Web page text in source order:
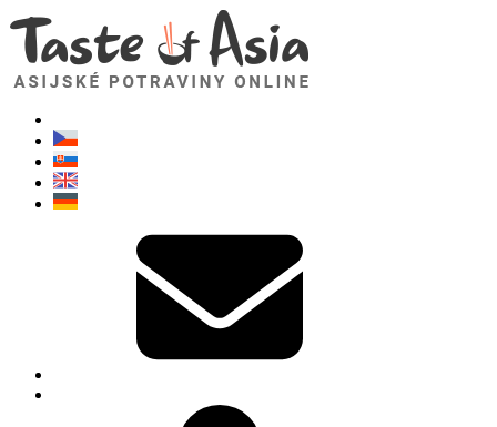
TasteOfAsia.cz
Neváhejte se zeptat. Jsem tady pro vás!